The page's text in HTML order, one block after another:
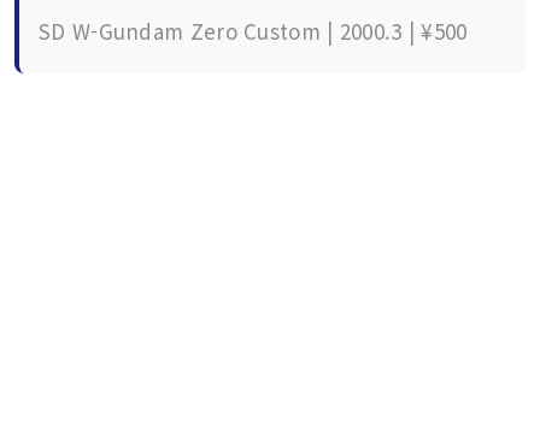
SD W-Gundam Zero Custom | 2000.3 | ¥500